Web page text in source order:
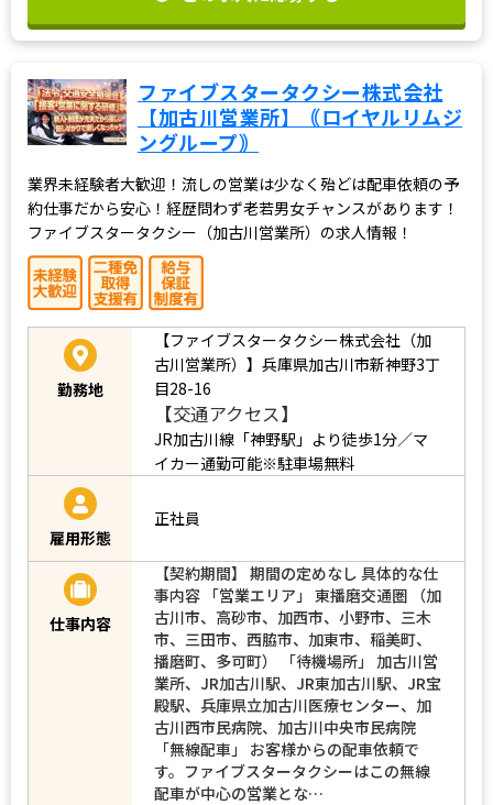
ファイブスタータクシー株式会社
【加古川営業所】｟ロイヤルリムジ
ングループ｠
業界未経験者大歓迎！流しの営業は少なく殆どは配車依頼の予
約仕事だから安心！経歴問わず老若男女チャンスがあります！
ファイブスタータクシー（加古川営業所）の求人情報！
勤務地
【ファイブスタータクシー株式会社（加
古川営業所）】兵庫県加古川市新神野3丁
目28-16
【交通アクセス】
JR加古川線「神野駅」より徒歩1分／マ
イカー通勤可能※駐車場無料
雇用形態
正社員
仕事内容
【契約期間】 期間の定めなし 具体的な仕
事内容 「営業エリア」 東播磨交通圏 （加
古川市、高砂市、加西市、小野市、三木
市、三田市、西脇市、加東市、稲美町、
播磨町、多可町） 「待機場所」 加古川営
業所、JR加古川駅、JR東加古川駅、JR宝
殿駅、兵庫県立加古川医療センター、加
古川西市民病院、加古川中央市民病院
「無線配車」 お客様からの配車依頼で
す。ファイブスタータクシーはこの無線
配車が中心の営業とな…